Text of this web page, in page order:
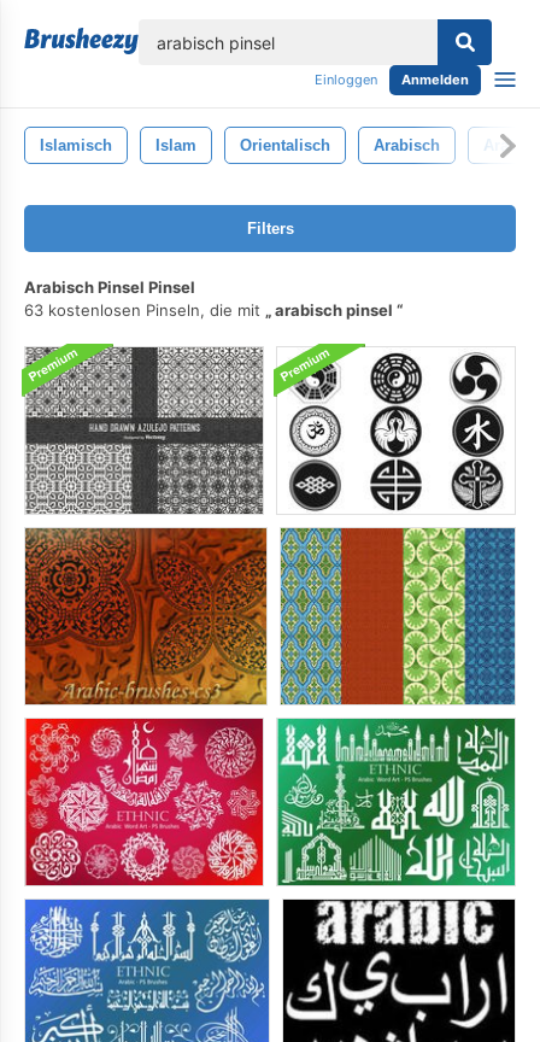
Einloggen Anmelden
Islamisch Islam Orientalisch Arabisch
Filters
Arabisch Pinsel Pinsel
63 kostenlosen Pinseln, die mit
arabisch pinsel